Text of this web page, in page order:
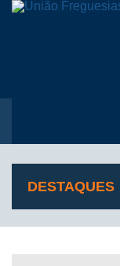
DESTAQUES